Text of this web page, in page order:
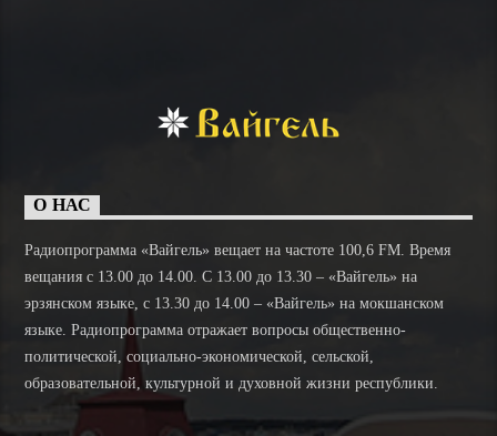
О НАС
Радиопрограмма «Вайгель» вещает на частоте 100,6 FM. Время
вещания с 13.00 до 14.00. C 13.00 до 13.30 – «Вайгель» на
эрзянском языке, с 13.30 до 14.00 – «Вайгель» на мокшанском
языке. Радиопрограмма отражает вопросы общественно-
политической, социально-экономической, сельской,
образовательной, культурной и духовной жизни республики.